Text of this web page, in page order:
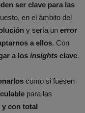
ser clave para las
en el ámbito del
y sería un error
a ellos. Con
a los insights clave.
como si fuesen
para las
y con total